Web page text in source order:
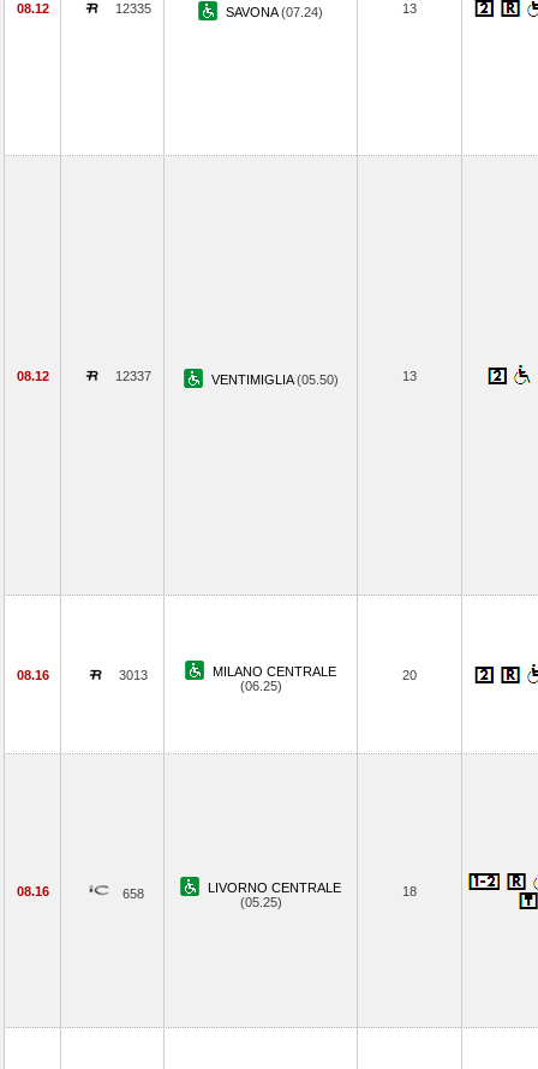
08.12 12335 SAVONA(07.24) 13
08.12 12337 VENTIMIGLIA(05.50) 13
08.16 3013
MILANO CENTRALE
(06.25)
20
08.16 658
LIVORNO CENTRALE
(05.25)
18